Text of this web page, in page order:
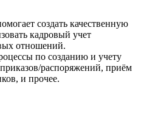
создать качественную
кадровый учет
отношений.
по созданию и учету
распоряжений, приём
и прочее.